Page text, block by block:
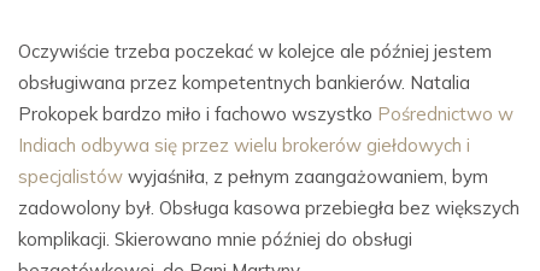
Oczywiście trzeba poczekać w kolejce ale później jestem
obsługiwana przez kompetentnych bankierów. Natalia
Prokopek bardzo miło i fachowo wszystko Pośrednictwo w
Indiach odbywa się przez wielu brokerów giełdowych i
specjalistów wyjaśniła, z pełnym zaangażowaniem, bym
zadowolony był. Obsługa kasowa przebiegła bez większych
komplikacji. Skierowano mnie później do obsługi